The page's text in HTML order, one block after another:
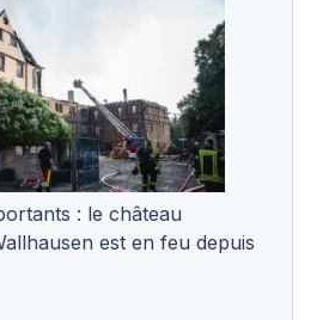
: le château
est en feu depuis